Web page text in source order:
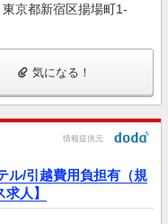
京都新宿区揚場町1-
気になる！
情報提供元
ル/引越費用負担有（規
人】